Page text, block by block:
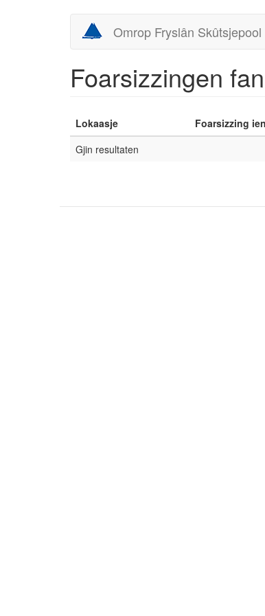
Omrop Fryslân Skûtsjepool
Foarsizzingen
Lokaasje Foarsizzing ien
Gjin resultaten